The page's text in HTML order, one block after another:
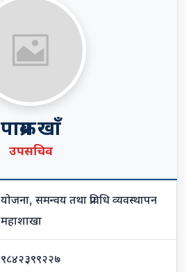
पाक्रम खाँ
उपसचिव
योजना, समन्वय तथा प्रविधि व्यवस्थापन
महाशाखा
९८४२३९९२२७